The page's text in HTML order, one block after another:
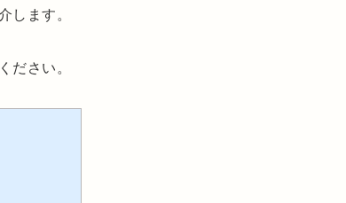
ます。
さい。